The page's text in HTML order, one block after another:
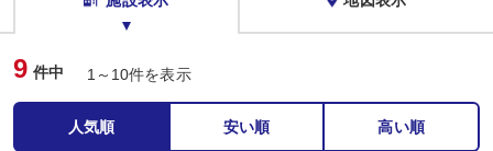
9 件中 1～10件を表示
人気順 安い順 高い順